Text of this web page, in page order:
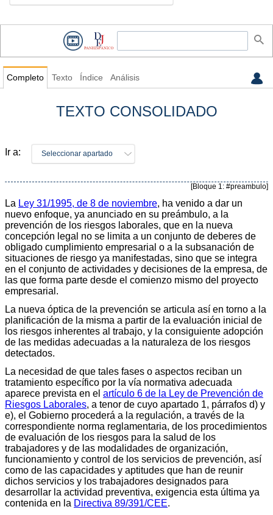
Completo Texto Índice Análisis
TEXTO CONSOLIDADO
Ir a: Seleccionar apartado
[Bloque 1: #preambulo]
La Ley 31/1995, de 8 de noviembre, ha venido a dar un
nuevo enfoque, ya anunciado en su preámbulo, a la
prevención de los riesgos laborales, que en la nueva
concepción legal no se limita a un conjunto de deberes de
obligado cumplimiento empresarial o a la subsanación de
situaciones de riesgo ya manifestadas, sino que se integra
en el conjunto de actividades y decisiones de la empresa, de
las que forma parte desde el comienzo mismo del proyecto
empresarial.
La nueva óptica de la prevención se articula así en torno a la
planificación de la misma a partir de la evaluación inicial de
los riesgos inherentes al trabajo, y la consiguiente adopción
de las medidas adecuadas a la naturaleza de los riesgos
detectados.
La necesidad de que tales fases o aspectos reciban un
tratamiento específico por la vía normativa adecuada
aparece prevista en el artículo 6 de la Ley de Prevención de
Riesgos Laborales, a tenor de cuyo apartado 1, párrafos d) y
e), el Gobierno procederá a la regulación, a través de la
correspondiente norma reglamentaria, de los procedimientos
de evaluación de los riesgos para la salud de los
trabajadores y de las modalidades de organización,
funcionamiento y control de los servicios de prevención, así
como de las capacidades y aptitudes que han de reunir
dichos servicios y los trabajadores designados para
desarrollar la actividad preventiva, exigencia esta última ya
contenida en la Directiva 89/391/CEE.